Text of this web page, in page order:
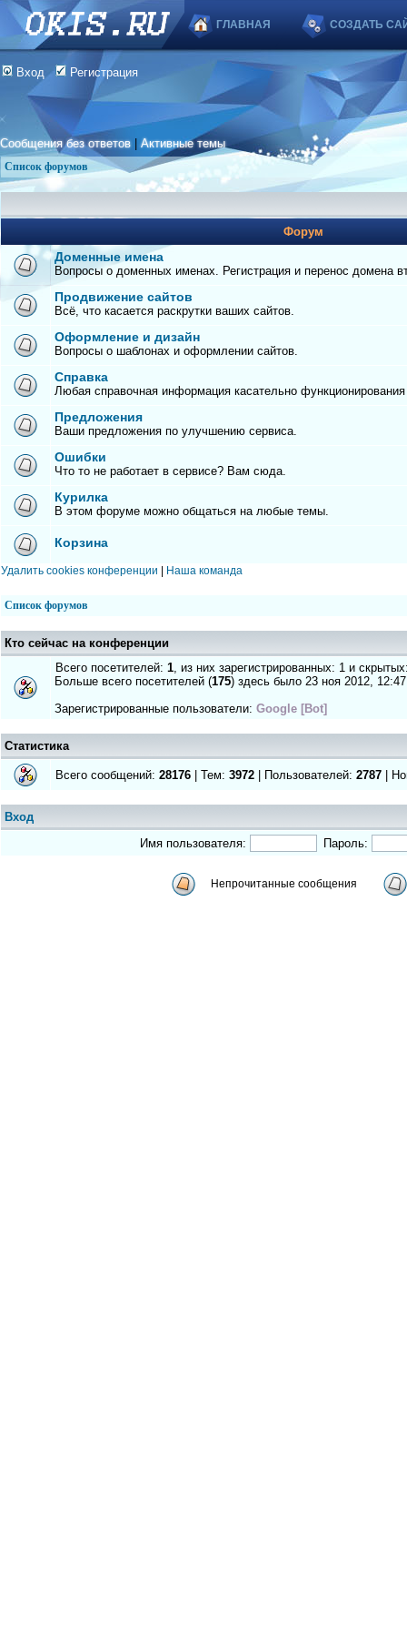
ГЛАВНАЯ СОЗДАТЬ
Вход Регистрация
Сообщения без ответов |Активные темы
Список форумов
Форум
Доменные имена
Вопросы о доменных именах. Регистрация и перенос домена
Продвижение сайтов
Всё, что касается раскрутки ваших сайтов.
Оформление и дизайн
Вопросы о шаблонах и оформлении сайтов.
Справка
Любая справочная информация касательно
Предложения
Ваши предложения по улучшению сервиса.
Ошибки
Что то не работает в сервисе? Вам сюда.
Курилка
В этом форуме можно общаться на любые темы.
Корзина
Удалить cookies конференции Наша команда
Список форумов
Кто сейчас на конференции
Всего посетителей: 1, из них зарегистрированных: 1 и
Больше всего посетителей (175) здесь было 23 ноя 2012, 12:47
Зарегистрированные пользователи: Google [Bot]
Статистика
Всего сообщений: 28176 | Тем: 3972 | Пользователей: 2787 |
Вход
Имя пользователя:
Пароль:
Непрочитанные сообщения